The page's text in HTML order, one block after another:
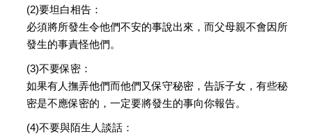
(2)要坦白相告：
必須將所發生令他們不安的事說出來，而父母親不會因所
發生的事責怪他們。
(3)不要保密：
如果有人撫弄他們而他們又保守秘密，告訴子女，有些秘
密是不應保密的，一定要將發生的事向你報告。
(4)不要與陌生人談話：